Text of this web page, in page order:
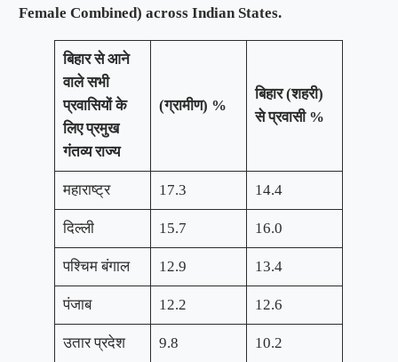
Female Combined) across Indian States.
बिहार से आने
वाले सभी
प्रवासियों के
लिए प्रमुख
गंतव्य राज्य
(ग्रामीण) %
बिहार (शहरी)
से प्रवासी %
महाराष्ट्र 17.3 14.4
दिल्ली 15.7 16.0
पश्चिम बंगाल 12.9 13.4
पंजाब 12.2 12.6
उतार प्रदेश 9.8 10.2